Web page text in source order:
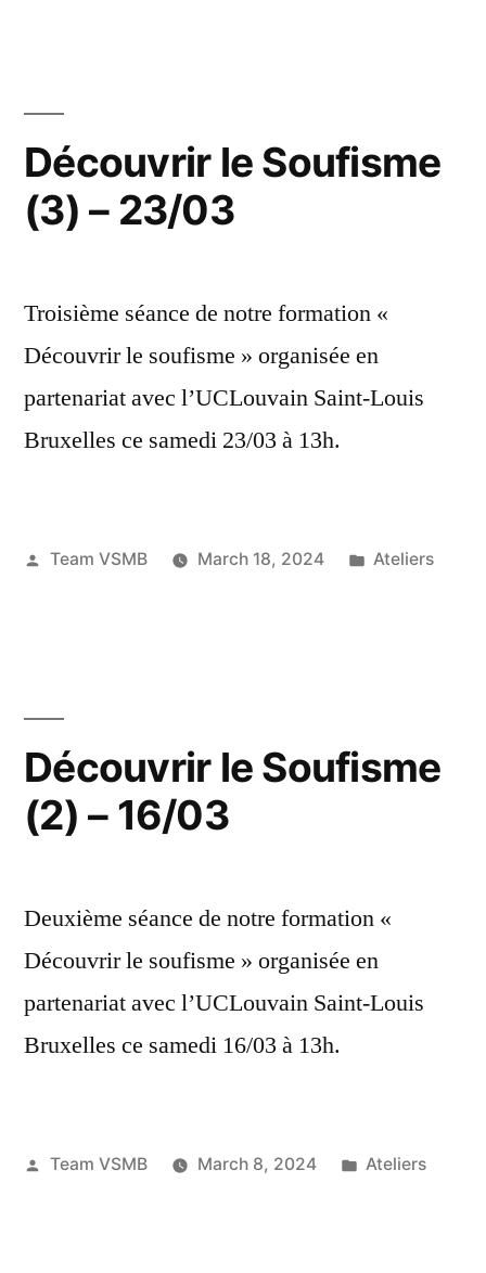
Découvrir le Soufisme
(3) – 23/03
Troisième séance de notre formation «
Découvrir le soufisme » organisée en
partenariat avec l’UCLouvain Saint-Louis
Bruxelles ce samedi 23/03 à 13h.
Posted
Team VSMB March 18, 2024
Posted
Ateliers
Découvrir le Soufisme
(2) – 16/03
Deuxième séance de notre formation «
Découvrir le soufisme » organisée en
partenariat avec l’UCLouvain Saint-Louis
Bruxelles ce samedi 16/03 à 13h.
Posted
Team VSMB March 8, 2024
Posted
Ateliers